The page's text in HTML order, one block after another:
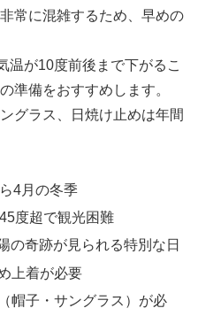
常に混雑するため、早めの
温が10度前後まで下がるこ
準備をおすすめします。
グラス、日焼け止めは年間
4月の冬季
度超で観光困難
の奇跡が見られる特別な日
上着が必要
帽子・サングラス）が必